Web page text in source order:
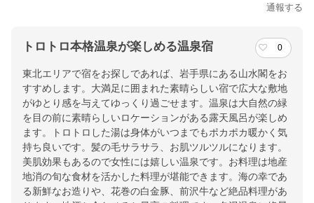
通報する
トロトロ本格温泉が楽しめる温泉宿 0
東北エリアで宿をお探しであれば、岩手県にある山水閣をお
すすめします。大満足に囲まれた素晴らしい宿で広大な敷地
がゆとり感を与えてゆっくり過ごせます。温泉は大自然の緑
を目の前に素晴らしいロケーションがある露天風呂が楽しめ
ます。トロトロした湯は身体がいつまでもポカポカ暖かく気
持ち良いです。髪の毛サラサラ、お肌ツルツルになります。
美肌効果もあるので女性には嬉しい温泉です。お料理は地産
地消の旬な食材を活かした料理が堪能できます。海の幸であ
る新鮮なお造りや、花巻の白金豚、前沢牛など絶品料理があ